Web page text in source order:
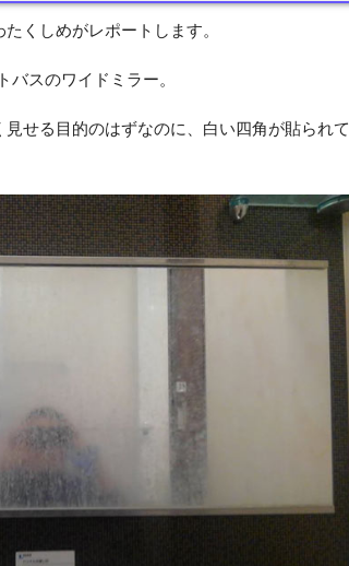
くしめがレポートします。
バスのワイドミラー。
せる目的のはずなのに、白い四角が貼られて